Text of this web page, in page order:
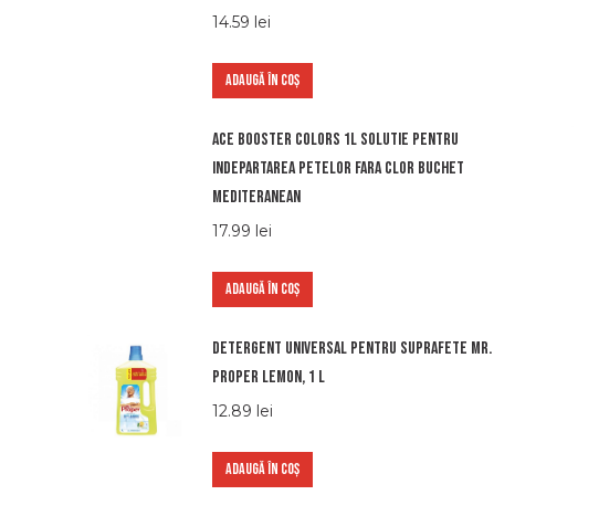
14.59 lei
ADAUGĂ ÎN COȘ
Ace booster colors 1l solutie pentru
indepartarea petelor fara clor buchet
mediteranean
17.99 lei
ADAUGĂ ÎN COȘ
Detergent universal pentru suprafete Mr.
Proper Lemon, 1 l
12.89 lei
ADAUGĂ ÎN COȘ